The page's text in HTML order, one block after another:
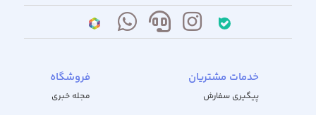
خدمات مشتریان
پیگیری سفارش
فروشگاه
مجله خبری